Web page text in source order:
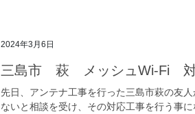
2024年3月6日
三島市 萩 メッシュWi-Fi 対
先日、アンテナ工事を行った三島市萩の友
ないと相談を受け、その対応工事を行う事